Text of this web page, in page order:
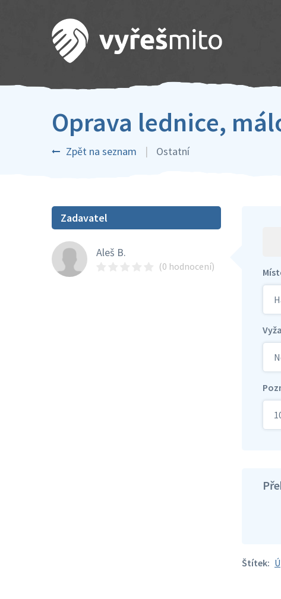
Oprava lednice,
Zpět na seznam Ostatní
Zadavatel
Aleš B.
(0 hodnocení)
Štítek: